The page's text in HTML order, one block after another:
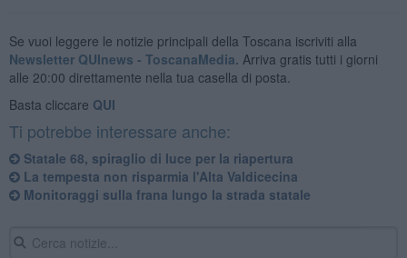
Se vuoi leggere le notizie principali della Toscana iscriviti alla
Newsletter QUInews - ToscanaMedia. Arriva gratis tutti i giorni
alle 20:00 direttamente nella tua casella di posta.
Basta cliccare QUI
Ti potrebbe interessare anche:
Statale 68, spiraglio di luce per la riapertura
La tempesta non risparmia l'Alta Valdicecina
Monitoraggi sulla frana lungo la strada statale